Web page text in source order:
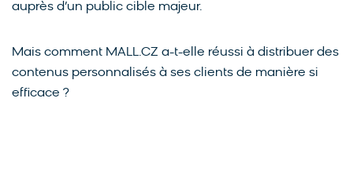
auprès d’un public cible majeur.
Mais comment MALL.CZ a-t-elle réussi à distribuer des
contenus personnalisés à ses clients de manière si
efficace ?